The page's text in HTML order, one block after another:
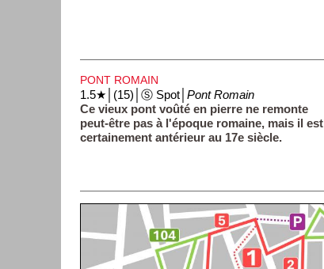
PONT ROMAIN
1.5★│(15)│Ⓢ Spot│Pont Romain
Ce vieux pont voûté en pierre ne remonte
peut-être pas à l'époque romaine, mais il est
certainement antérieur au 17e siècle.